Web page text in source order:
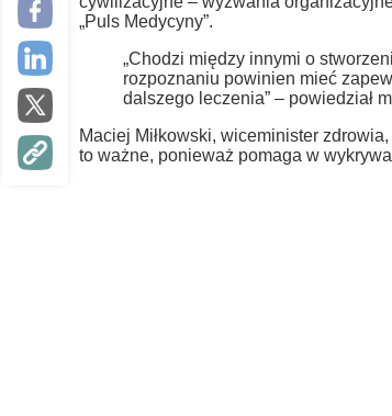
„Puls Medycyny”.
„Chodzi między innymi o
rozpoznaniu powinien mieć
dalszego leczenia” – powiedział
Maciej Miłkowski, wiceminister
to ważne, ponieważ pomaga w